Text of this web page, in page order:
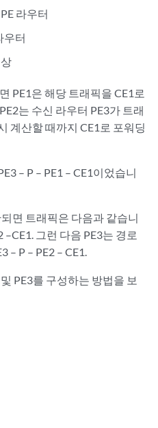
라우터
우터
PE1은 해당 트래픽을 CE1로
는 수신 라우터 PE3가 트래
계산할 때까지 CE1로 포워딩
– P – PE1 – CE1이었습니
면 트래픽은 다음과 같습니
–CE1. 그런 다음 PE3는 경로
– P – PE2 – CE1.
PE3를 구성하는 방법을 보